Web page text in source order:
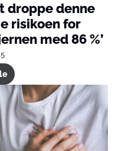
droppe denne
risikoen for
med 86 %’